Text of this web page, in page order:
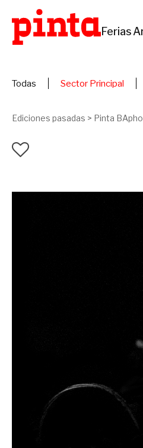
Ferias
Todas Sector Principal
Ediciones pasadas > Pinta